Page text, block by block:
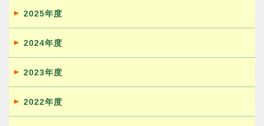
2025年度
2024年度
2023年度
2022年度